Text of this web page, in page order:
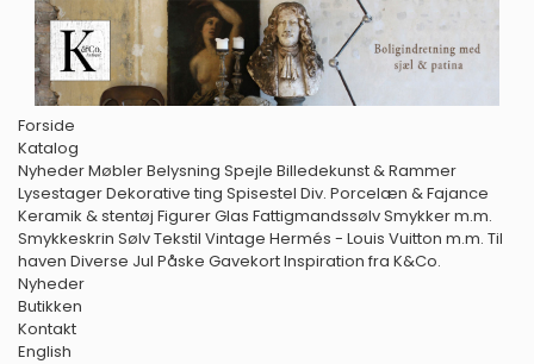
Forside
Katalog
NyhederMøblerBelysning Spejle Billedekunst & Rammer
LysestagerDekorative ting Spisestel Div. Porcelæn & Fajance
Keramik & stentøj FigurerGlas FattigmandssølvSmykker m.m.
Smykkeskrin SølvTekstil Vintage Hermés - Louis Vuitton m.m. Til
haven Diverse Jul Påske GavekortInspiration fra K&Co.
Nyheder
Butikken
Kontakt
English